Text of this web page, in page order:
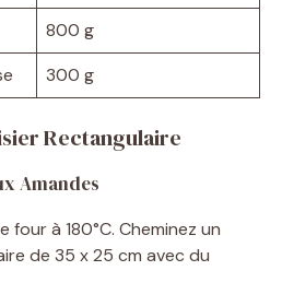
800 g
300 g
Rectangulaire
Amandes
four à 180°C. Cheminez un
de 35 x 25 cm avec du